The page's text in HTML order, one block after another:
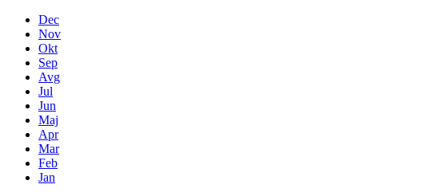
Dec
Nov
Okt
Sep
Avg
Jul
Jun
Maj
Apr
Mar
Feb
Jan